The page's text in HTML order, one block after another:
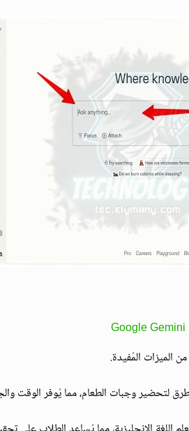
Google Gemini
لتحضير وجبات الطعام، مما يُوفر الوقت